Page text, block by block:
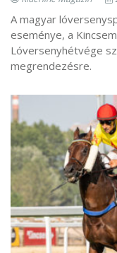
A magyar
eseménye, a
Lóversenyhétvége
megrendezésre.